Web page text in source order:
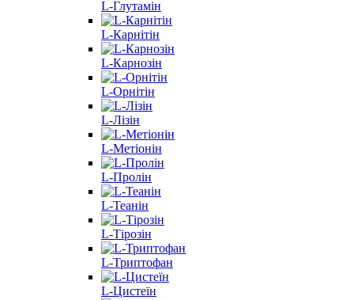
L-Глутамін
L-Карнітін
L-Карнозін
L-Орнітін
L-Лізін
L-Метіонін
L-Пролін
L-Теанін
L-Тірозін
L-Триптофан
L-Цистеїн